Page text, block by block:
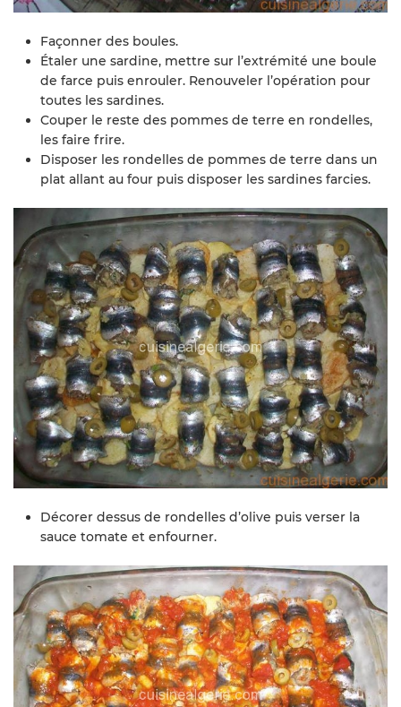
Façonner des boules.
Étaler une sardine, mettre sur l’extrémité une boule
de farce puis enrouler. Renouveler l’opération pour
toutes les sardines.
Couper le reste des pommes de terre en rondelles,
les faire frire.
Disposer les rondelles de pommes de terre dans un
plat allant au four puis disposer les sardines farcies.
Décorer dessus de rondelles d’olive puis verser la
sauce tomate et enfourner.